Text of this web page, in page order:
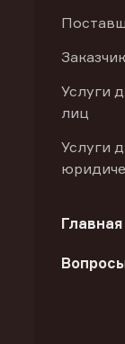
Услуги
лиц
Услуги
Главная